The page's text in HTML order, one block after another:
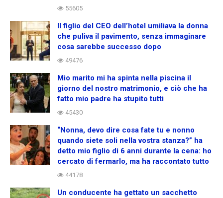
55605
Il figlio del CEO dell’hotel umiliava la donna
che puliva il pavimento, senza immaginare
cosa sarebbe successo dopo
49476
Mio marito mi ha spinta nella piscina il
giorno del nostro matrimonio, e ciò che ha
fatto mio padre ha stupito tutti
45430
“Nonna, devo dire cosa fate tu e nonno
quando siete soli nella vostra stanza?” ha
detto mio figlio di 6 anni durante la cena: ho
cercato di fermarlo, ma ha raccontato tutto
44178
Un conducente ha gettato un sacchetto